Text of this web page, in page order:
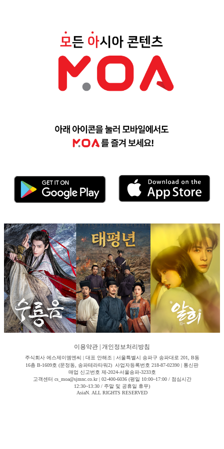
이용약관 개인정보처리방침
주식회사 에스제이엠엔씨 | 대표 안해조 | 서울특별시 송파구 송파대로 201, B동
16층 B-1609호 (문정동, 송파테라타워2) 사업자등록번호 218-87-02390 | 통신판
매업 신고번호 제-2024-서울송파-3233호
고객센터 cs_moa@sjmnc.co.kr | 02-400-6036 (평일 10:00~17:00 / 점심시간
12:30~13:30 / 주말 및 공휴일 휴무)
AsiaN. ALL RIGHTS RESERVED